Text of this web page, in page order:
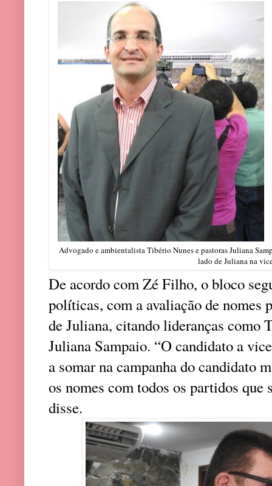
Advogado e ambientalista Tibério Nunes e pastoras Juliana
lado de Juliana na
De acordo com Zé Filho, o bloco
políticas, com a avaliação de nomes
de Juliana, citando lideranças como
Juliana Sampaio. “O candidato a
a somar na campanha do candidato
os nomes com todos os partidos que
disse.